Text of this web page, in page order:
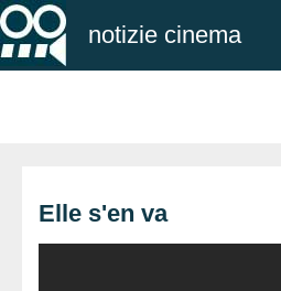
notizie cinema
Elle s'en va